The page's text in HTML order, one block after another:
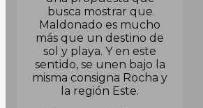
busca mostrar que
Maldonado es mucho
más que un destino de
sol y playa. Y en este
sentido, se unen bajo la
misma consigna Rocha y
la región Este.